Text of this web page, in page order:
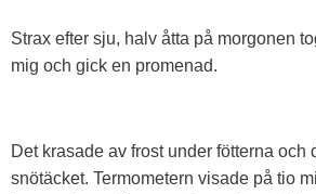
Strax efter sju, halv åtta på morgonen
mig och gick en promenad.
Det krasade av frost under fötterna och
snötäcket. Termometern visade på tio